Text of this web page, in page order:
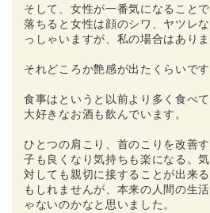
そして、女性が一番気になること
落ちると女性は顔のシワ、ヤツレ
っしゃいますが、私の場合はありま
それどころか艶感が出たくらいです
食事はというと以前より多く食べ
大好きなお酒も飲んでいます。
ひとつの肩こり、首のこりを改善
子も良くなり気持ちも楽になる。
対しても親切に接することが出来
もしれませんが、本来の人間の生
ゃないのかなと思いました。